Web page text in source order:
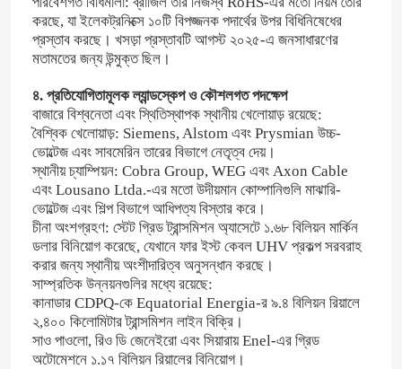
আমাদের সম্পর্কে
কারখানা পরিদর্শন
গুণমান নিয়ন্ত্রণ
আমাদের সাথে যোগাযোগ করুন
খবর
মামলা
করছে, যা ইলেকট্রনিক্সে ১০টি বিপজ্জনক পদার্থের উপর বিধিনিষেধের
প্রস্তাব করছে। খসড়া প্রস্তাবটি আগস্ট ২০২৫-এ জনসাধারণের
মতামতের জন্য উন্মুক্ত ছিল।
৪. প্রতিযোগিতামূলক ল্যান্ডস্কেপ ও কৌশলগত পদক্ষেপ
বাজারে বিশ্বনেতা এবং স্থিতিস্থাপক স্থানীয় খেলোয়াড় রয়েছে:
বৈশ্বিক খেলোয়াড়: Siemens, Alstom এবং Prysmian উচ্চ-
ভোল্টেজ এবং সাবমেরিন তারের বিভাগে নেতৃত্ব দেয়।
স্থানীয় চ্যাম্পিয়ন: Cobra Group, WEG এবং Axon Cable
এবং Lousano Ltda.-এর মতো উদীয়মান কোম্পানিগুলি মাঝারি-
ভোল্টেজ এবং শিল্প বিভাগে আধিপত্য বিস্তার করে।
চীনা অংশগ্রহণ: স্টেট গ্রিড ট্রান্সমিশন অ্যাসেটে ১.৬৮ বিলিয়ন মার্কিন
ডলার বিনিয়োগ করেছে, যেখানে ফার ইস্ট কেবল UHV প্রকল্প সরবরাহ
করার জন্য স্থানীয় অংশীদারিত্ব অনুসন্ধান করছে।
সাম্প্রতিক উন্নয়নগুলির মধ্যে রয়েছে:
কানাডার CDPQ-কে Equatorial Energia-র ৯.৪ বিলিয়ন রিয়ালে
২,৪০০ কিলোমিটার ট্রান্সমিশন লাইন বিক্রি।
সাও পাওলো, রিও ডি জেনেইরো এবং সিয়ারায় Enel-এর গ্রিড
অটোমেশনে ১.১৭ বিলিয়ন রিয়ালের বিনিয়োগ।